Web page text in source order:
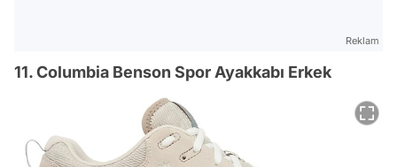
Reklam
11. Columbia Benson Spor Ayakkabı Erkek